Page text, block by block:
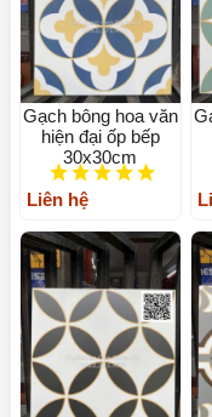
Gạch bông hoa văn
hiện đại ốp bếp
30x30cm
Liên hệ